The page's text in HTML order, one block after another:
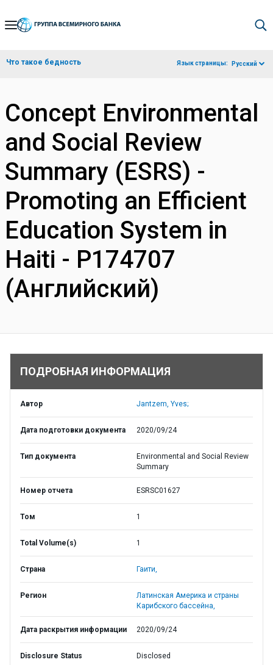
Skip
Navigation
Что такое бедность Язык страницы: Русский
Concept Environmental
and Social Review
Summary (ESRS) -
Promoting an Efficient
Education System in
Haiti - P174707
(Английский)
ПОДРОБНАЯ ИНФОРМАЦИЯ
Автор Jantzem, Yves;
Дата подготовки документа 2020/09/24
Тип документа
Environmental and Social Review
Summary
Номер отчета ESRSC01627
Том 1
Total Volume(s) 1
Страна Гаити,
Регион
Латинская Америка и страны
Карибского бассейна,
Дата раскрытия информации 2020/09/24
Disclosure Status Disclosed